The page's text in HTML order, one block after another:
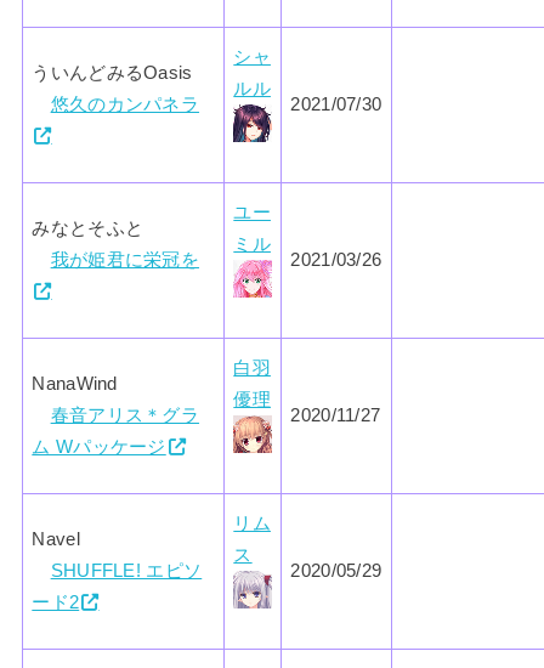
ういんどみるOasis
悠久のカンパネラ
シャ
ルル
2021/07/30
みなとそふと
我が姫君に栄冠を
ユー
ミル
2021/03/26
NanaWind
春音アリス＊グラ
ム Wパッケージ
白羽
優理
2020/11/27
Navel
SHUFFLE! エピソ
ード2
リム
ス
2020/05/29